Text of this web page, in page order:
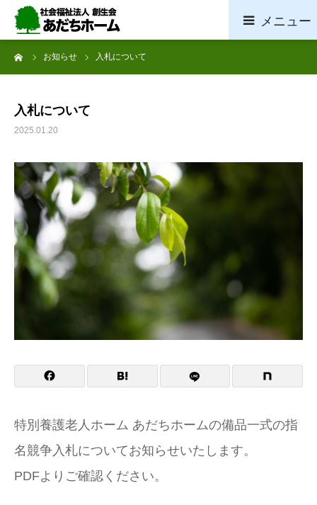
お知らせ 入札について
入札について
2025.01.20
特別養護老人ホーム あだちホームの備品一式の指
名競争入札についてお知らせいたします。
PDFよりご確認ください。
ホーム
施設概要
採用情報
お問い合わせ